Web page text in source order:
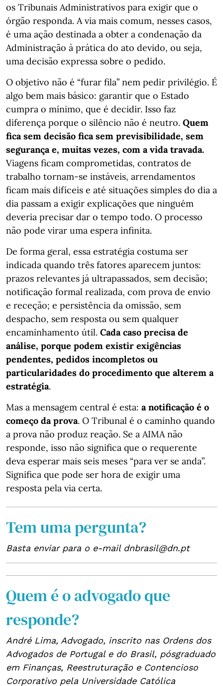
os Tribunais Administrativos para exigir que o
órgão responda. A via mais comum, nesses casos,
é uma ação destinada a obter a condenação da
Administração à prática do ato devido, ou seja,
uma decisão expressa sobre o pedido.
O objetivo não é “furar fila” nem pedir privilégio. É
algo bem mais básico: garantir que o Estado
cumpra o mínimo, que é decidir. Isso faz
diferença porque o silêncio não é neutro. Quem
fica sem decisão fica sem previsibilidade, sem
segurança e, muitas vezes, com a vida travada.
Viagens ficam comprometidas, contratos de
trabalho tornam-se instáveis, arrendamentos
ficam mais difíceis e até situações simples do dia a
dia passam a exigir explicações que ninguém
deveria precisar dar o tempo todo. O processo
não pode virar uma espera infinita.
De forma geral, essa estratégia costuma ser
indicada quando três fatores aparecem juntos:
prazos relevantes já ultrapassados, sem decisão;
notificação formal realizada, com prova de envio
e receção; e persistência da omissão, sem
despacho, sem resposta ou sem qualquer
encaminhamento útil. Cada caso precisa de
análise, porque podem existir exigências
pendentes, pedidos incompletos ou
particularidades do procedimento que alterem a
estratégia.
Mas a mensagem central é esta: a notificação é o
começo da prova. O Tribunal é o caminho quando
a prova não produz reação. Se a AIMA não
responde, isso não significa que o requerente
deva esperar mais seis meses “para ver se anda”.
Significa que pode ser hora de exigir uma
resposta pela via certa.
Tem uma pergunta?
Basta enviar para o e-mail dnbrasil@dn.pt
Quem é o advogado que
responde?
André Lima, Advogado, inscrito nas Ordens dos
Advogados de Portugal e do Brasil, pósgraduado
em Finanças, Reestruturação e Contencioso
Corporativo pela Universidade Católica